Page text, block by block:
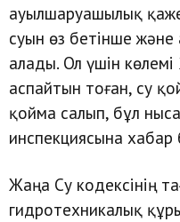
ауылшаруашылық
суын өз бетінше
алады. Ол үшін
аспайтын тоған, су
қойма салып, бұл
инспекциясына хабар
Жаңа Су кодексінің
гидротехникалық